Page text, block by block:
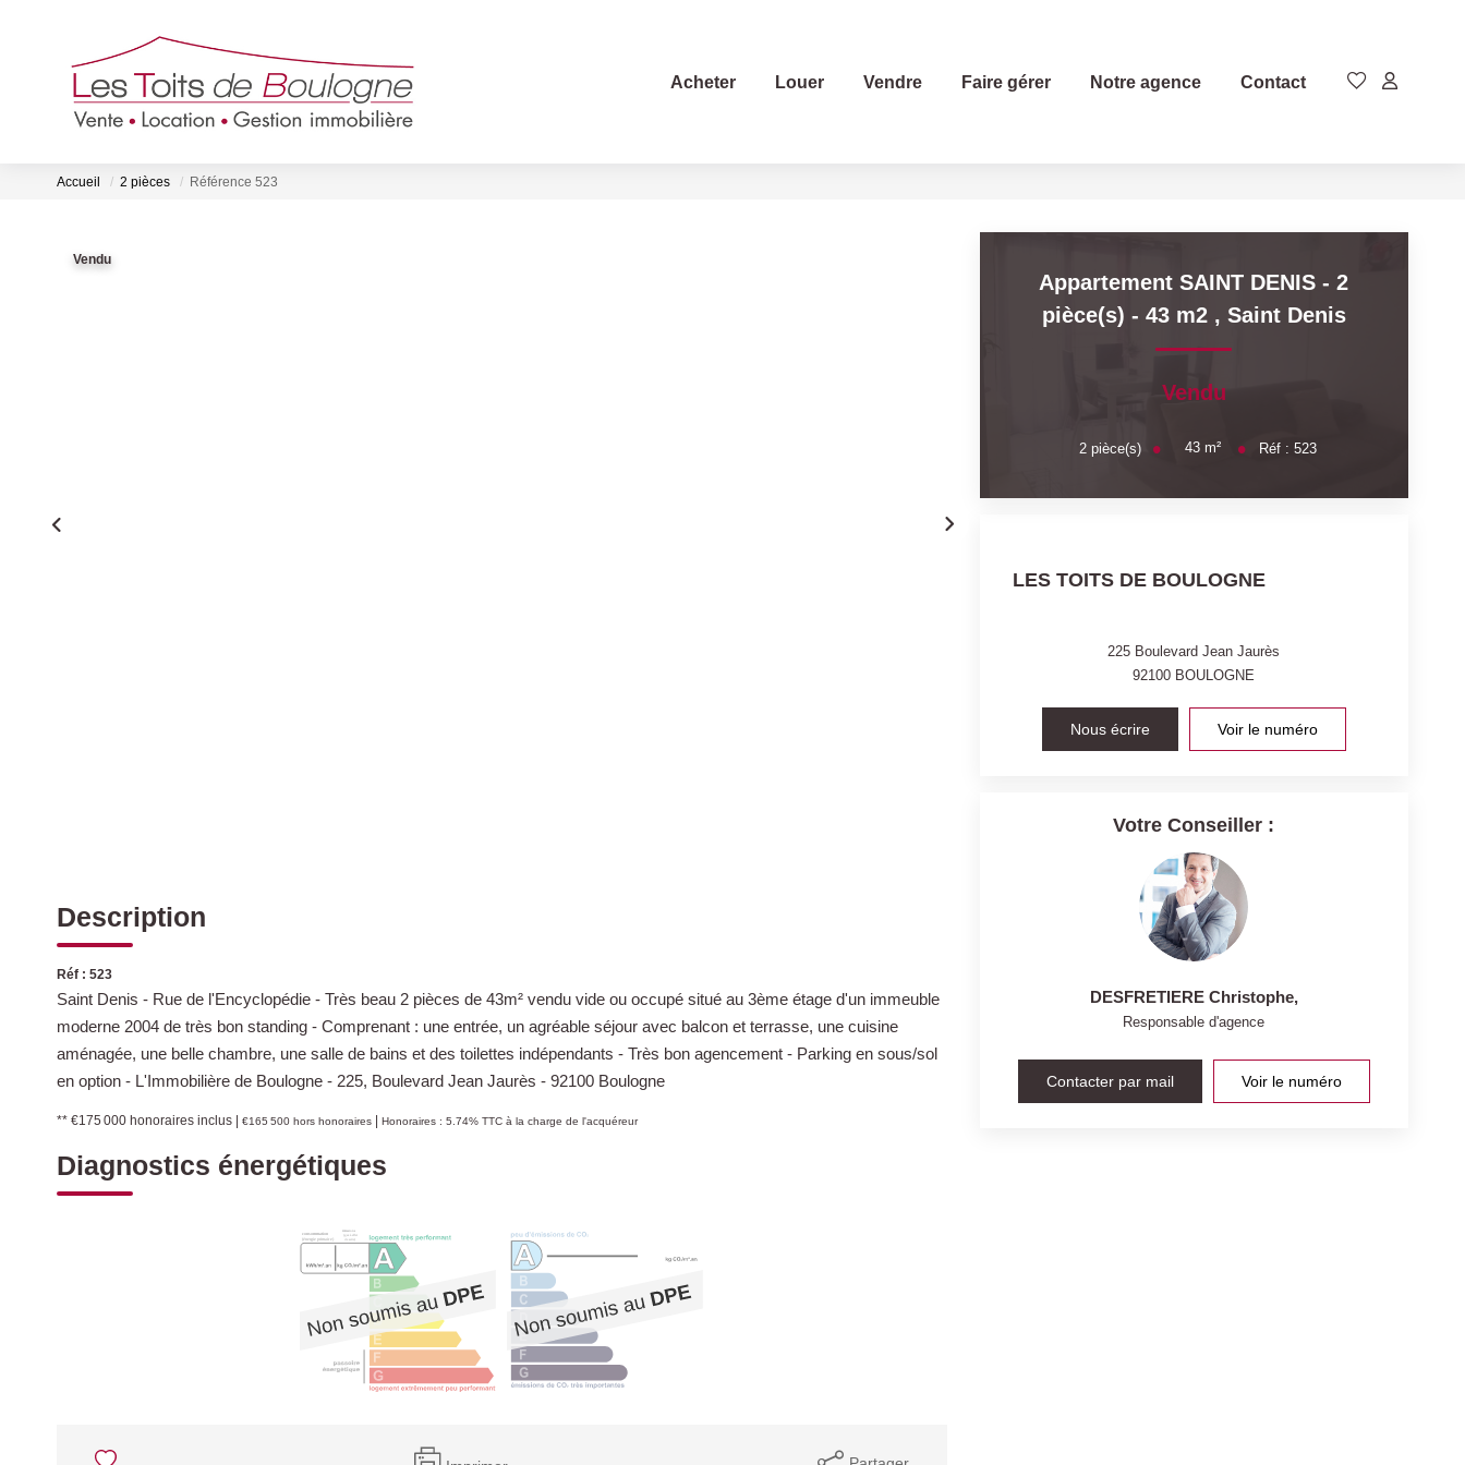
Acheter Louer Vendre Faire gérer Notre agence Contact
Accueil 2 pièces Référence 523
Vendu
Description
Réf : 523
Saint Denis - Rue de l'Encyclopédie - Très beau 2 pièces de 43m² vendu vide ou occupé situé au 3ème étage d'un immeuble
moderne 2004 de très bon standing - Comprenant : une entrée, un agréable séjour avec balcon et terrasse, une cuisine
aménagée, une belle chambre, une salle de bains et des toilettes indépendants - Très bon agencement - Parking en sous/sol
en option - L'Immobilière de Boulogne - 225, Boulevard Jean Jaurès - 92100 Boulogne
** €175 000 honoraires inclus €165 500 hors honoraires Honoraires : 5.74% TTC à la charge de l'acquéreur
Diagnostics énergétiques
Appartement SAINT DENIS - 2
pièce(s) - 43 m2 , Saint Denis
Vendu
2pièce(s) 43 m² Réf :523
LES TOITS DE BOULOGNE
225 Boulevard Jean Jaurès
92100 BOULOGNE
Nous écrire Voir le numéro
Votre Conseiller :
DESFRETIERE Christophe,
Responsable d'agence
Contacter par mail Voir le numéro